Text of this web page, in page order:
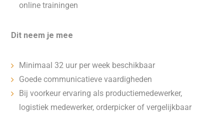
online trainingen
Dit neem je mee
Minimaal 32 uur per week beschikbaar
Goede communicatieve vaardigheden
Bij voorkeur ervaring als productiemedewerker,
logistiek medewerker, orderpicker of vergelijkbaar